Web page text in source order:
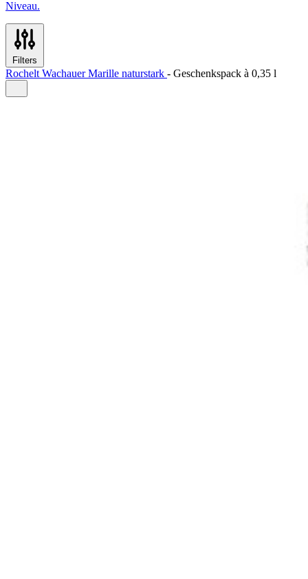
Niveau.
Filters
Rochelt Wachauer Marille naturstark - Geschenkspack à 0,35 l